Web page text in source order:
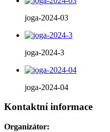
joga-2024-03
joga-2024-3
joga-2024-04
Kontaktní informace
Organizátor: